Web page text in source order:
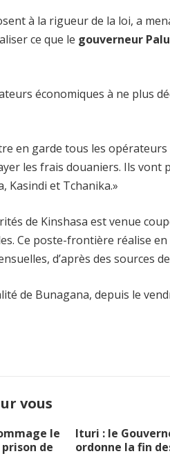
à la rigueur de la loi, a
ce que le gouverneur
économiques à ne plus
en garde tous les
les frais douaniers. Ils vont
Kasindi et Tchanika.»
de Kinshasa est venue
Ce poste-frontière réalise
d’après des sources
de Bunagana, depuis le
vous
le
de
Ituri : le
ordonne la fin